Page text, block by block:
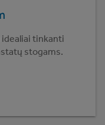
idealiai tinkanti
stogams.